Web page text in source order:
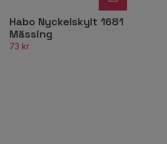
Habo Nyckelskylt 1681
Mässing
73 kr